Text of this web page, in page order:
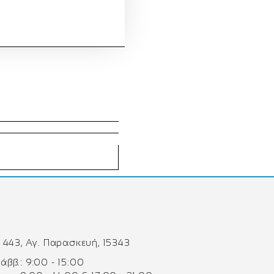
Αγ. Παρασκευή, 15343
9:00 - 15:00